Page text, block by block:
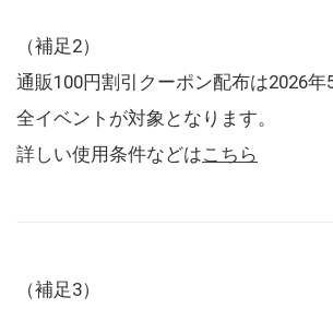
（補足2）
通販100円割引クーポン配布は2026
全イベントが対象となります。
詳しい使用条件などはこちら
（補足3）